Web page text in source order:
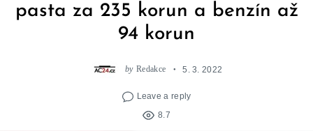
pasta za 235 korun a benzín až
94 korun
by Redakce 5. 3. 2022
Leave a reply
8.7